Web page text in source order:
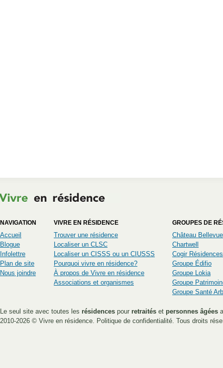
NAVIGATION
Accueil
Blogue
Infolettre
Plan de site
Nous joindre
VIVRE EN RÉSIDENCE
Trouver une résidence
Localiser un CLSC
Localiser un CISSS ou un CIUSSS
Pourquoi vivre en résidence?
À propos de Vivre en résidence
Associations et organismes
GROUPES DE
Château Bellevue
Chartwell
Cogir Résidences
Groupe Édifio
Groupe Lokia
Groupe
Groupe Santé
Le seul site avec toutes les résidences pour retraités et personnes âgées
2010-2026 © Vivre en résidence Politique de confidentialité . Tous droits